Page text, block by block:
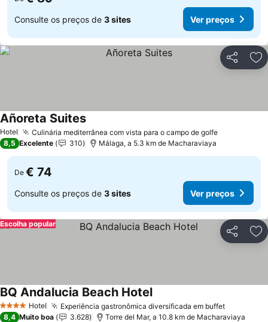
Consulte os preços de 3 sites Ver preços
Partilhar
Hotel Culinária mediterrânea com vista para o campo de golfeVer preços
Añoreta SuitesVer preços
8,5 Excelente 310 Málaga, a 5.3 km de Macharaviaya
De € 74
Consulte os preços de 3 sites Ver preços
Partilhar
Escolha popular
4 EstrelasHotel Experiência gastronômica diversificada em buffetVer
BQ Andalucia Beach HotelVer preços
8,4 Muito boa 3.628 Torre del Mar, a 10.8 km de Macharaviaya